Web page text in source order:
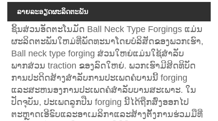
ລາຍ​ລະ​ອຽດ​ຜະ​ລິດ​ຕະ​ພັນ
ຊິ້ນສ່ວນອັດຕະໂນມັດ Ball Neck Type Forgings ແມ່ນ
ຜະລິດຕະພັນໃຫມ່ທີ່ພັດທະນາໂດຍບໍລິສັດຂອງພວກເຮົາ,
Ball neck type forging ສ່ວນໃຫຍ່ແມ່ນໃຊ້ສໍາລັບ
ພາກສ່ວນ traction ຂອງລົດໃຫຍ່. ພວກ​ເຮົາ​ມີ​ສິດ​ທິ​ບັດ​
ການ​ປະ​ດິດ​ສ້າງ​ສໍາ​ລັບ​ການ​ປະ​ເພດ​ຄໍ​ບານ​ນີ້ forging
ແລະ​ສະ​ຫນອງ​ການ​ປະ​ເພດ​ຄໍ​ສໍາ​ລັບ​ບານ​ສະ​ເພາະ​. ໃນ
ປັດຈຸບັນ, ປະເພດລູກປືນ forging ນີ້ໄດ້ຖືກສົ່ງອອກໄປ
ຕະຫຼາດເອີຣົບແລະອາເມລິກາແລະສ້າງຕັ້ງການຮ່ວມມືທີ່